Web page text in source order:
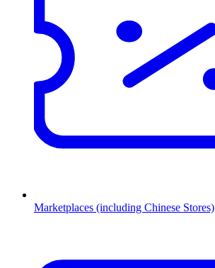
Marketplaces (including Chinese Stores)